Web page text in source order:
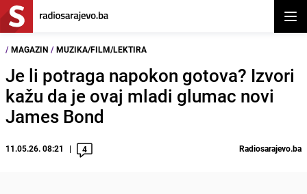
/ MAGAZIN / MUZIKA/FILM/LEKTIRA
Je li potraga napokon gotova? Izvori
kažu da je ovaj mladi glumac novi
James Bond
11.05.26. 08:21 4 Radiosarajevo.ba